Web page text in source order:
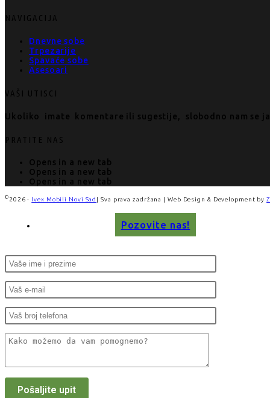
NAVIGACIJA
Dnevne sobe
Trpezarije
Spavaće sobe
Asesoari
VAŠI UTISCI
Ukoliko imate komentare ili sugestije, slobodno nam se
PRATITE NAS
Opens in a new tab
Opens in a new tab
Opens in a new tab
© 2026 - Ivex Mobili Novi Sad | Sva prava zadržana | Web Design & Development by
Pozovite nas!